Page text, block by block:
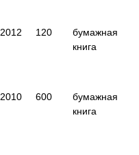
2012 120
бумажная
книга
2010 600
бумажная
книга